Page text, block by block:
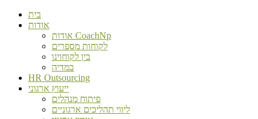
בית
אודות
אודות CoachNp
לקוחות מספרים
בין לקוחוינו
במדיה
HR Outsourcing
ייעוץ ארגוני
פיתוח מנהלים
ליווי תהליכים ארגוניים